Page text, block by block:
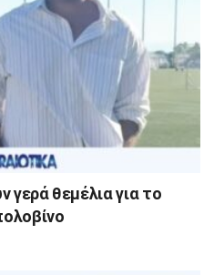
γερά θεμέλια για το